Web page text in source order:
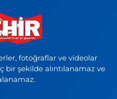
fotoğraflar ve videolar
şekilde alıntılanamaz ve